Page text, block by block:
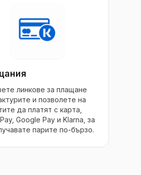
линкове за плащане
и позволете на
да платят с карта,
Google Pay и Klarna, за
парите по-бързо.